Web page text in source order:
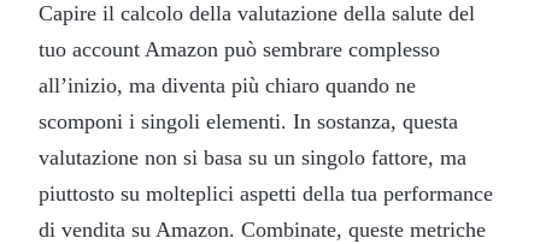
Capire il calcolo della valutazione della salute del
tuo account Amazon può sembrare complesso
all’inizio, ma diventa più chiaro quando ne
scomponi i singoli elementi. In sostanza, questa
valutazione non si basa su un singolo fattore, ma
piuttosto su molteplici aspetti della tua performance
di vendita su Amazon. Combinate, queste metriche